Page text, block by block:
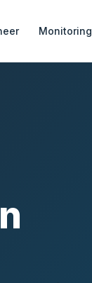
Monitoring